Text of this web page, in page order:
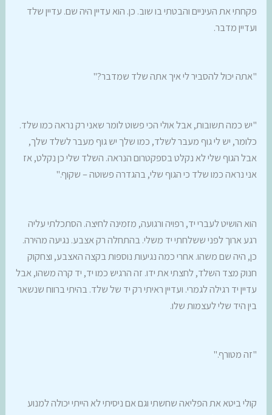
פקחתי את העיניים והבטתי בו שוב. כן. הוא עדיין היה שם. עדיין שלד
ועדיין מדבר.
"אתה יכול להסביר לי איך אתה שלד שמדבר?"
"יש כמה תשובות, אבל אולי הכי פשוט לומר שאני רק נראה כמו שלד.
כלומר, יש לי גוף מעבר לשלד, כמו שלך יש גוף מעבר לשלד שלך,
אבל הגוף שלי לא נקלט בספקטרום הנראה. השלד שלי כן נקלט, אז
אני נראה כמו שלד כי הגוף שלי, בהגדרה פשוטה – שקוף."
הוא הושיט לעברי יד, רפויה ורגועה, מזמינה לחיצה. הסתכלתי עליה
רגע ארוך לפני ששלחתי יד משלי. בהתחלה רק אצבע. נגיעה מהירה.
כן, היה שם משהו. אחרי כמה נגיעות נוספות בקצה האצבע, וצחקוק
חנוק מצד השלד, לחצתי את ידו. זה הרגיש כמו יד, יד קרה משהו, אבל
עדיין יד רגילה לגמרי. ועדיין ראיתי רק יד של שלד. בהיתי ברווח שנשאר
בין היד שלי לעצמות שלו.
"זה מטורף."
קולי ביטא את הפליאה שחשתי וגם אם ניסיתי לא הייתי יכולה למנוע